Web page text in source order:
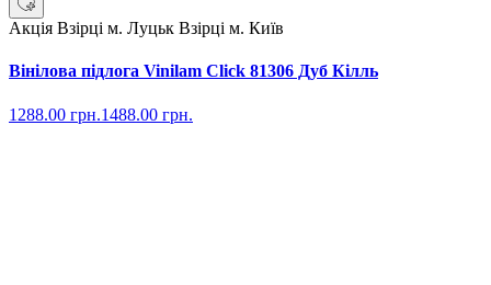
Акція Взірці м. Луцьк Взірці м. Київ
Вінілова підлога Vinilam Click 81306 Дуб Кілль
1288.00 грн.1488.00 грн.